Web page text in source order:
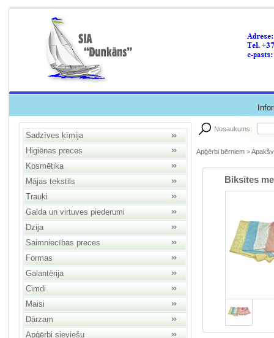
Sadzīves ķīmija
Higiēnas preces
Kosmētika
Mājas tekstils
Trauki
Galda un virtuves piederumi
Dzija
Saimniecības preces
Formas
Galantērija
Cimdi
Maisi
Dārzam
Apģērbi sieviešu
Nosaukums:
Apģērbi bērniem >
Biksītes